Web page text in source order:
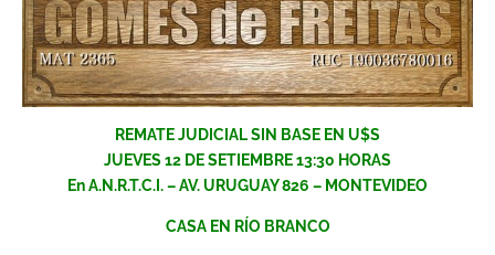
REMATE JUDICIAL SIN BASE EN U$S
JUEVES 12 DE SETIEMBRE 13:30 HORAS
En A.N.R.T.C.I. – AV. URUGUAY 826 – MONTEVIDEO
CASA EN RÍO BRANCO